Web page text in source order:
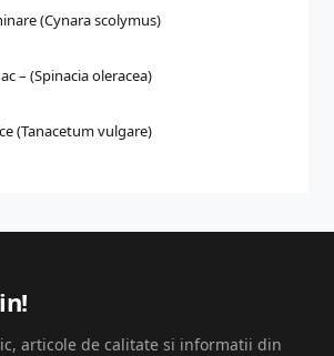
(Cynara scolymus)
– (Spinacia oleracea)
(Tanacetum vulgare)
articole de calitate si informatii din